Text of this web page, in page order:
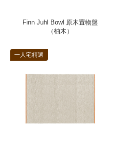
Finn Juhl Bowl 原木置物盤
（柚木）
一人宅精選